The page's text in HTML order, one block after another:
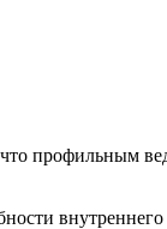
профильным